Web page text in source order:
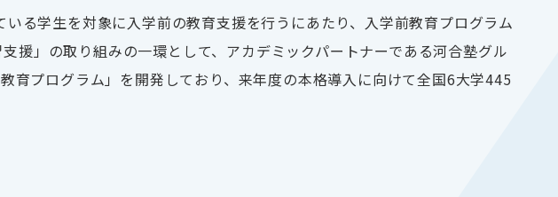
る学生を対象に入学前の教育支援を行うにあたり、入学前教育プログラム
援」の取り組みの一環として、アカデミックパートナーである河合塾グル
育プログラム」を開発しており、来年度の本格導入に向けて全国6大学445